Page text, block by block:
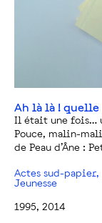
Ah là là !
Il était une fois…
Pouce, malin-
de Peau d’Âne :
Actes sud-papier,
Jeunesse
1995, 2014